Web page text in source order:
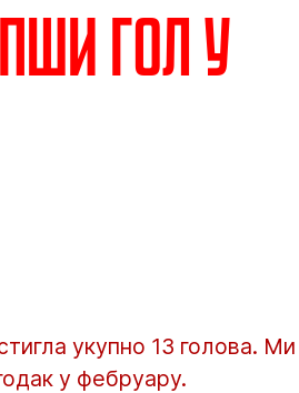
гол у
укупно 13 голова. Ми
у фебруару.